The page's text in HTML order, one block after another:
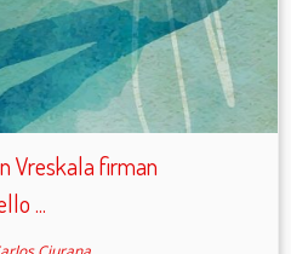
Vreskala firman
...